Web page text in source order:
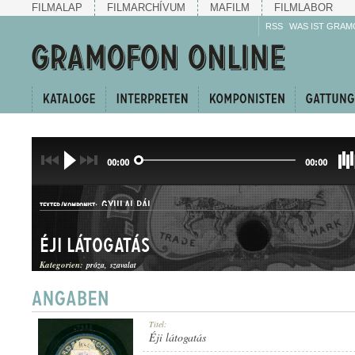
FILMALAP FILMARCHÍVUM MAFILM FILMLABOR
RSS WAS IST
00:00 00:00
TEXTER/KOMPONIST: GYULAI PÁL
SZAVALAT
Éji látogatás
Kategorien: próza szavalat
Titel:
Éji látogatás